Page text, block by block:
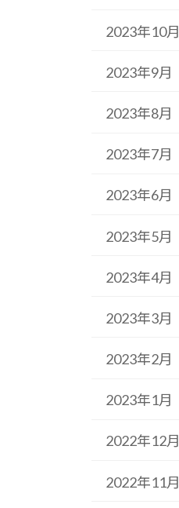
2023年10月
2023年9月
2023年8月
2023年7月
2023年6月
2023年5月
2023年4月
2023年3月
2023年2月
2023年1月
2022年12月
2022年11月